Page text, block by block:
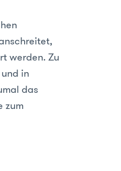
werden. Zu
in
das
zum